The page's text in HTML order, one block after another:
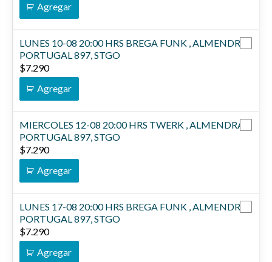
Agregar
LUNES 10-08 20:00 HRS BREGA FUNK , ALMENDRA,
PORTUGAL 897, STGO
$7.290
Agregar
MIERCOLES 12-08 20:00 HRS TWERK , ALMENDRA,
PORTUGAL 897, STGO
$7.290
Agregar
LUNES 17-08 20:00 HRS BREGA FUNK , ALMENDRA,
PORTUGAL 897, STGO
$7.290
Agregar